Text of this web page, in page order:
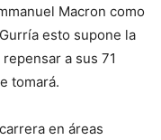
Macron como
esto supone la
a sus 71
tomará.
en áreas